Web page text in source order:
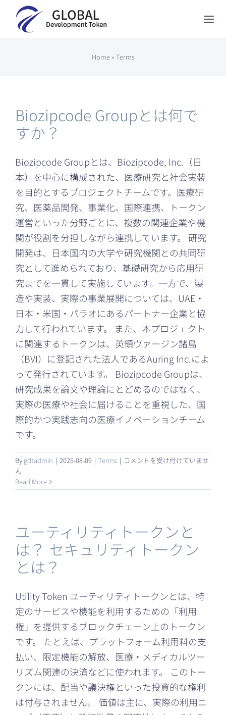
content
GDTについて
ニュース
English
Home»Terms
Biozipcode Groupとは何で
すか？
Biozipcode Groupとは、Biozipcode, Inc.（日
本）を中心に構成された、医療研究と社会実装
を目的とするプロジェクトチームです。医療研
究、医薬品開発、事業化、国際連携、トークン
運営といった分野ごとに、複数の関連企業や機
関が役割を分担しながら連携しています。 研究
開発は、日本国内の大学や研究機関との共同研
究として進められており、基礎研究から応用研
究までを一貫して実施しています。一方で、製
造や実装、実際の事業展開については、UAE・
日本・米国・パラオにあるパートナー企業と協
力して行われています。 また、本プロジェクト
に関連するトークンは、英領ヴァージン諸島
（BVI）に登記された法人であるAuring Inc.によ
って発行されています。 Biozipcode Groupは、
研究成果を論文や理論にとどめるのではなく、
実際の医療や社会に届けることを重視した、国
際的かつ実践志向の医療イノベーションチーム
です。
By gdtadmin | 2025-08-09 | Terms | Biozipcode
は
か？
コメントを受け付けていませ
ん
Read More
ユーティリティトークンと
は？ セキュリティトークン
とは？
Utility Token ユーティリティトークンとは、特
定のサービスや機能を利用するための「利用
権」を提供するブロックチェーン上のトークン
です。 たとえば、プラットフォーム利用料の支
払い、限定機能の解放、医療・メディカルツー
リズム関連の決済などに使われます。 このトー
クンには、配当や議決権といった投資的な権利
は付与されません。 価値は主に、実際の利用ニ